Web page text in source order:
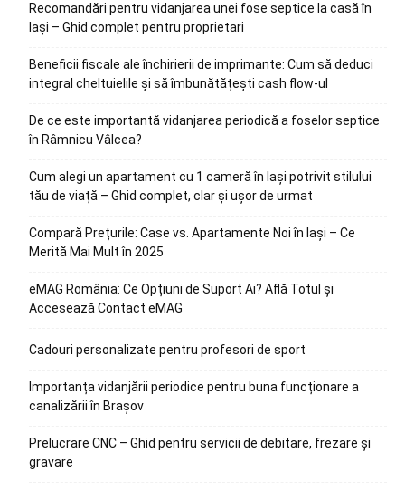
Recomandări pentru vidanjarea unei fose septice la casă în
Iași – Ghid complet pentru proprietari
Beneficii fiscale ale închirierii de imprimante: Cum să deduci
integral cheltuielile și să îmbunătățești cash flow-ul
De ce este importantă vidanjarea periodică a foselor septice
în Râmnicu Vâlcea?
Cum alegi un apartament cu 1 cameră în Iași potrivit stilului
tău de viață – Ghid complet, clar și ușor de urmat
Compară Prețurile: Case vs. Apartamente Noi în Iași – Ce
Merită Mai Mult în 2025
eMAG România: Ce Opțiuni de Suport Ai? Află Totul și
Accesează Contact eMAG
Cadouri personalizate pentru profesori de sport
Importanța vidanjării periodice pentru buna funcționare a
canalizării în Brașov
Prelucrare CNC – Ghid pentru servicii de debitare, frezare și
gravare